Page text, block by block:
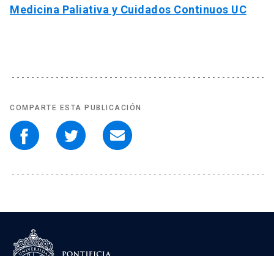
Medicina Paliativa y Cuidados Continuos UC
COMPARTE ESTA PUBLICACIÓN